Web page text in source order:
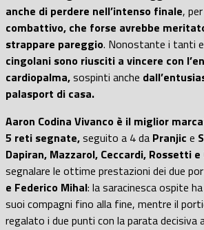
anche di perdere nell’intenso finale,
combattivo, che forse avrebbe
strappare pareggio. Nonostante i tanti
cingolani sono riusciti a vincere con
cardiopalma,sospinti anche
palasport di casa.
Aaron Codina Vivanco è il miglior
5 reti segnate,seguito a 4 da Pranjic e
Dapiran, Mazzarol, Ceccardi, Rossetti
segnalare le ottime prestazioni dei due
e Federico Mihal: la saracinesca ospite
suoi compagni fino alla fine, mentre il
regalato i due punti con la parata decisiva